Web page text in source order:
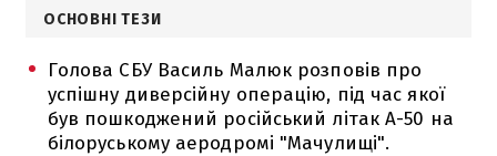
ОСНОВНІ ТЕЗИ
Голова СБУ Василь Малюк розповів про
успішну диверсійну операцію, під час якої
був пошкоджений російський літак А-50 на
білоруському аеродромі "Мачулищі".